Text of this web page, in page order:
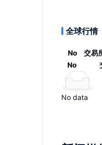
全球行情
No
交易
No
No data